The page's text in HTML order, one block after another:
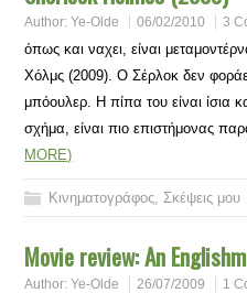
Author:Ye-Olde 06/02/2010 3
όπως και ναχει, είναι
Χόλμς (2009). Ο Σέρλοκ δεν
μπόουλερ. Η πίπα του είναι ίσια
σχήμα, είναι πιο επιστήμονας
MORE)
Κινηματογράφος,Σκέψεις μου
Movie review: An
Author:Ye-Olde 26/07/2009 1